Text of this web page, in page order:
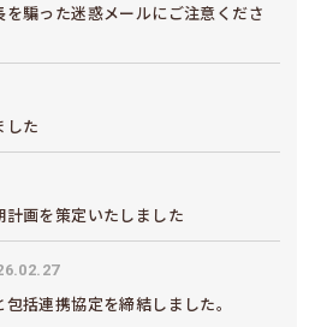
を騙った迷惑メールにご注意くださ
した
画を策定いたしました
括連携協定を締結しました。